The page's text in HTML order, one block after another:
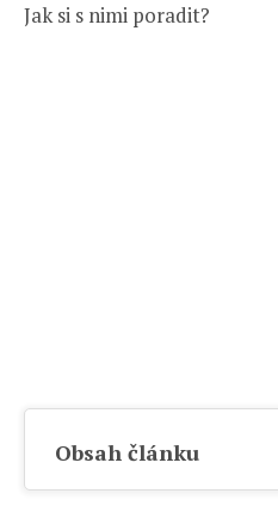
Jak si s nimi poradit?
Obsah článku